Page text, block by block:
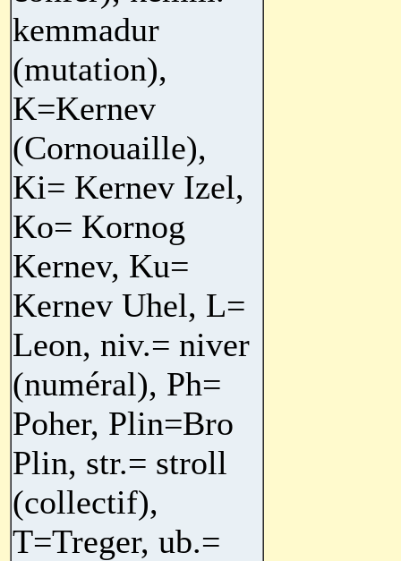
kemmadur
(mutation),
K=Kernev
(Cornouaille),
Ki= Kernev Izel,
Ko= Kornog
Kernev, Ku=
Kernev Uhel, L=
Leon, niv.= niver
(numéral), Ph=
Poher, Plin=Bro
Plin, str.= stroll
(collectif),
T=Treger, ub.=